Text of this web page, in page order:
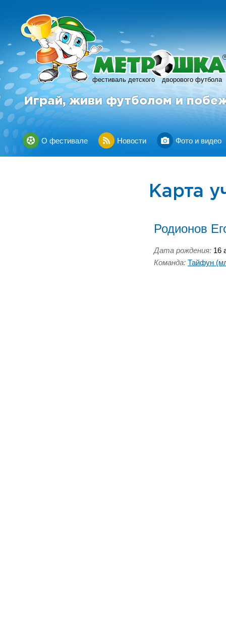
фестиваль детского дворового футбола
R
Играй, живи футболом и
О фестивале Новости Фото и видео
Карта
Родионов
Дата рождения: 16
Команда: Тайфун